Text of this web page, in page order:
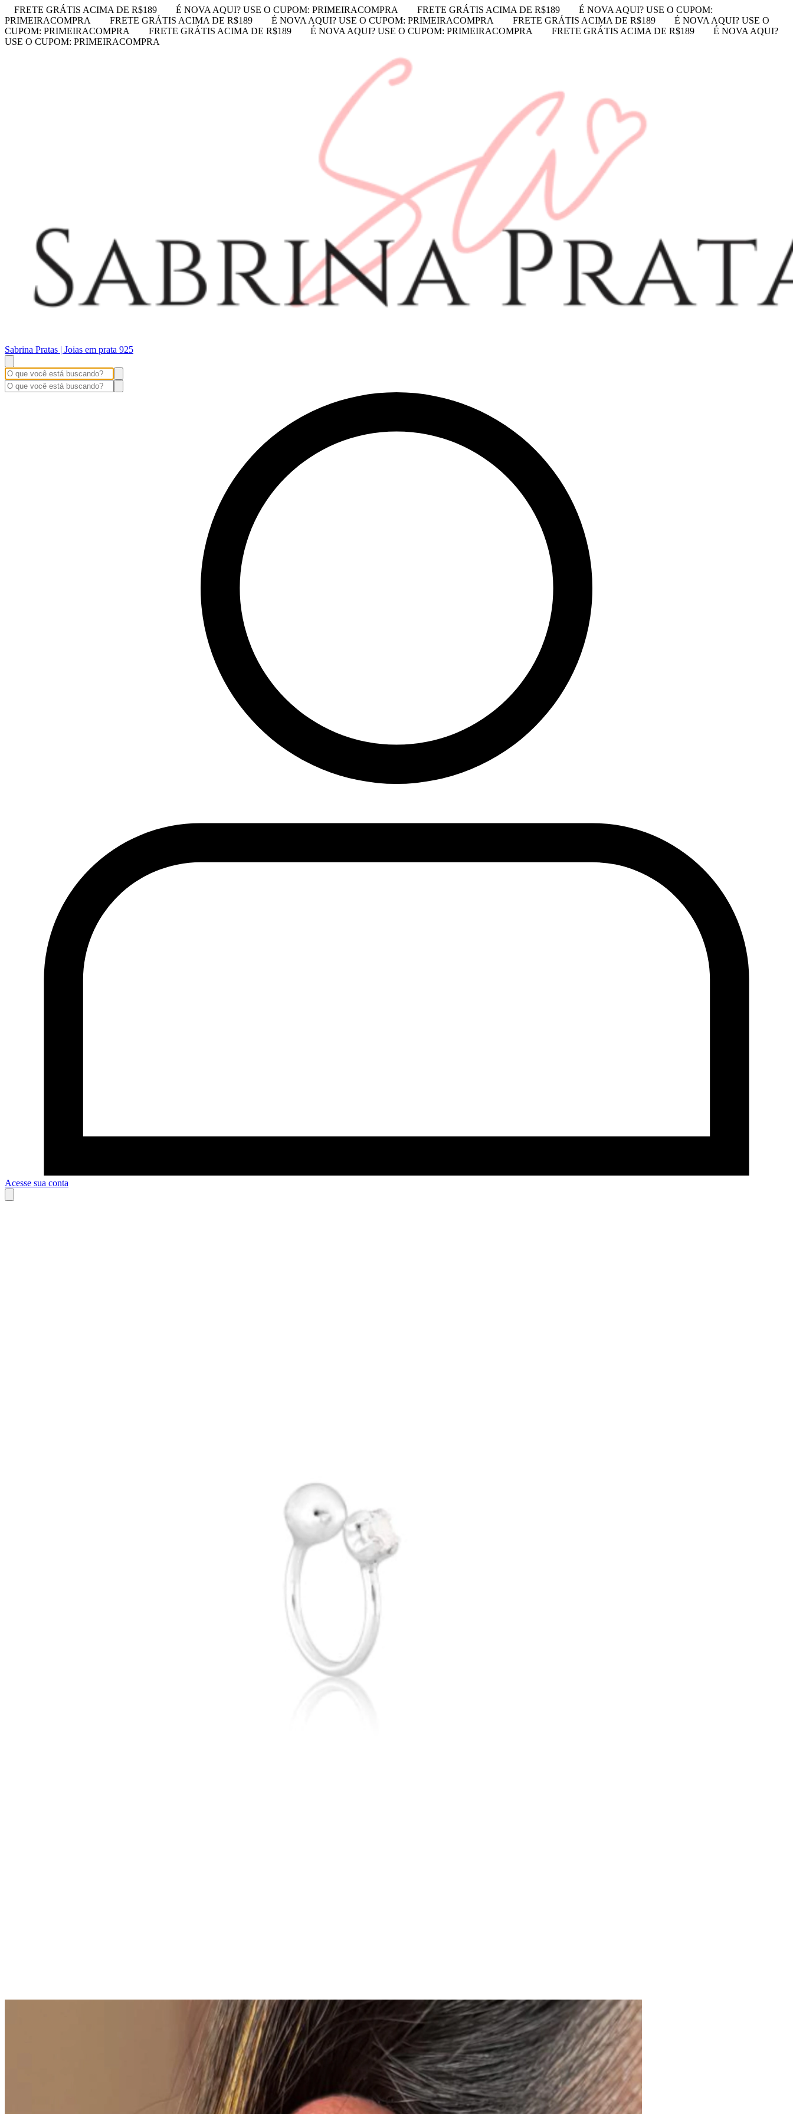
FRETE GRÁTIS ACIMA DE R$189 É NOVA AQUI? USE O CUPOM: PRIMEIRACOMPRA FRETE GRÁTIS ACIMA DE R$189
É NOVA AQUI? USE O CUPOM:
PRIMEIRACOMPRA
FRETE GRÁTIS ACIMA DE R$189 É NOVA AQUI? USE O CUPOM: PRIMEIRACOMPRA FRETE GRÁTIS ACIMA DE R$189
É NOVA AQUI? USE O
CUPOM: PRIMEIRACOMPRA
FRETE GRÁTIS ACIMA DE R$189 É NOVA AQUI? USE O CUPOM: PRIMEIRACOMPRA FRETE GRÁTIS ACIMA DE R$189
É NOVA AQUI?
USE O CUPOM: PRIMEIRACOMPRA
Sabrina Pratas | Joias em prata 925
Acesse sua conta